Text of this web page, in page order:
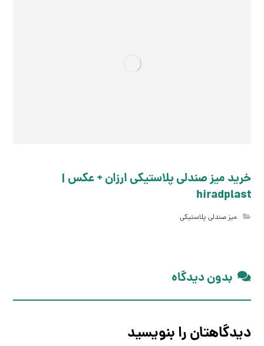
خرید میز صندلی پلاستیکی ارزان + عکس |
hiradplast
میز صندلی پلاستیکی
بدون دیدگاه
دیدگاهتان را بنویسید